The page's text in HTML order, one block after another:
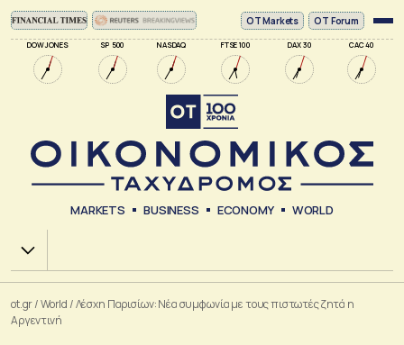
DOW JONES SP 500 NASDAQ FTSE 100 DAX 30 CAC 40
ΟΤ Markets OT Forum
MARKETS BUSINESS ECONOMY WORLD
Χ.Α.
ot.gr/World /Λέσχη Παρισίων: Nέα συμφωνία με τους πιστωτές ζητά η
Αργεντινή